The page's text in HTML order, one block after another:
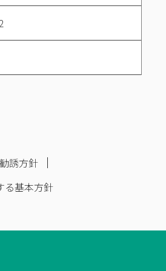
勧誘方針
る基本方針